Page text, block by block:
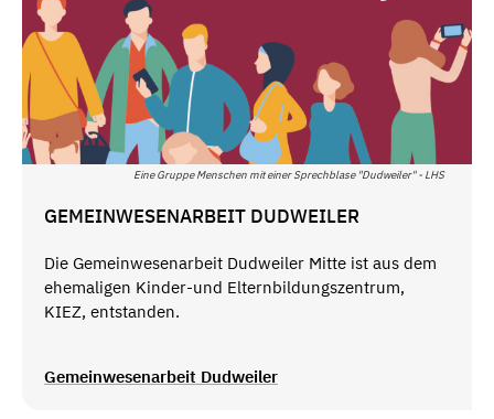
Eine Gruppe Menschen mit einer Sprechblase "Dudweiler" - LHS
GEMEINWESENARBEIT DUDWEILER
Die Gemeinwesenarbeit Dudweiler Mitte ist aus dem
ehemaligen Kinder-und Elternbildungszentrum,
KIEZ, entstanden.
Gemeinwesenarbeit Dudweiler